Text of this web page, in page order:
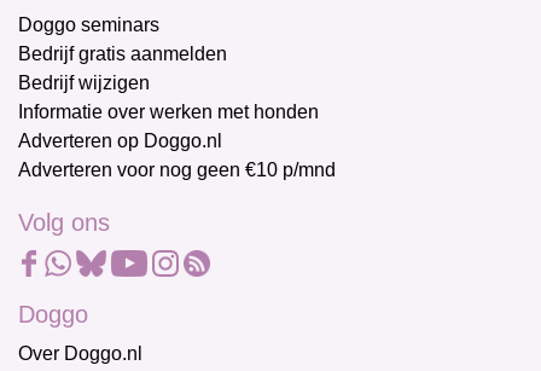
Doggo seminars
Bedrijf gratis aanmelden
Bedrijf wijzigen
Informatie over werken met honden
Adverteren op Doggo.nl
Adverteren voor nog geen €10 p/mnd
Volg ons
Doggo
Over Doggo.nl